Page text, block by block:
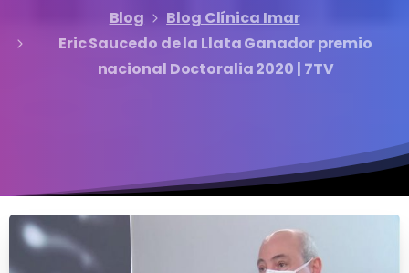
Blog
Blog Clínica Imar
Eric Saucedo de la Llata Ganador premio
nacional Doctoralia 2020 | 7TV